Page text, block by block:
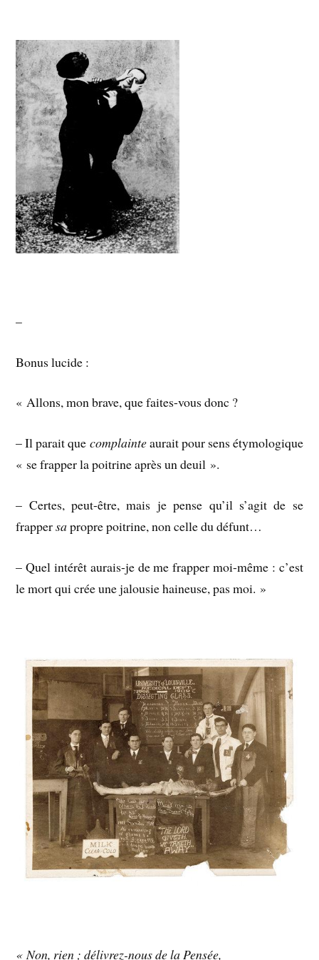
–
Bonus lucide :
« Allons, mon brave, que faites-vous donc ?
– Il parait que complainteaurait pour sens étymologique
« se frapper la poitrine après un deuil ».
– Certes, peut-être, mais je pense qu’il s’agit de se
frappersapropre poitrine, non celle du défunt…
– Quel intérêt aurais-je de me frapper moi-même : c’est
le mort qui crée une jalousie haineuse, pas moi. »
« Non, rien ; délivrez-nous de la Pensée,